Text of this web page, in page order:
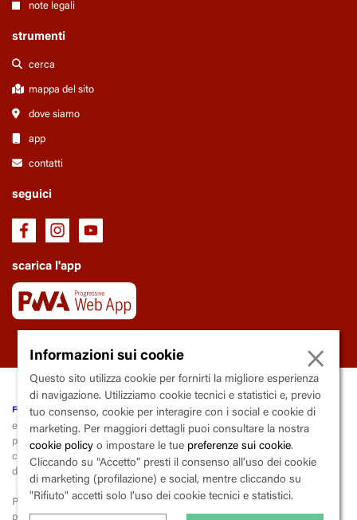
note legali
strumenti
cerca
mappa del sito
dove siamo
app
contatti
seguici
scarica l'app
fondazione Trianon Viviani
ente soggetto al controllo e la vigilanza della Regione Campania
piazzaVincenzoC alenda, 9 - 80139Napoli
codice fiscale 80015000633 | partita iva 03600290633 | codice
destinatario X2PH38J
Per la liquidazione e il versamento dell’iva, la fondazione applica lo
payment(scissione dei pagamenti),
Informazioni sui cookie ×
Questo sito utilizza cookie per fornirti la migliore esperienza
di navigazione. Utilizziamo cookie tecnici e statistici e, previo
tuo consenso, cookie per interagire con i social e cookie di
marketing. Per maggiori dettagli puoi consultare la nostra
cookie policy o impostare le tue preferenze sui cookie.
Cliccando su “Accetto” presti il consenso all’uso dei cookie
di marketing (profilazione) e social, mentre cliccando su
"Rifiuto" accetti solo l’uso dei cookie tecnici e statistici.